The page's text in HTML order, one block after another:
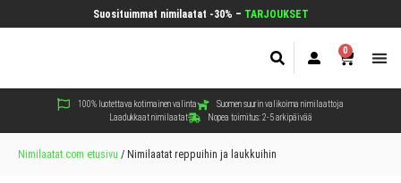
Suosituimmat nimilaatat -30% – TARJOUKSET
0
100% luotettava kotimainen valinta
Suomen suurin valikoima nimilaattoja
Laadukkaat nimilaatat
Nopea toimitus: 2-5 arkipäivää
Nimilaatat.com etusivu / Nimilaatat reppuihin ja laukkuihin